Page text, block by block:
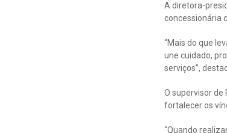
A diretora-
concessionária
“Mais do que
une cuidado,
serviços”,
O supervisor de
fortalecer os
“Quando